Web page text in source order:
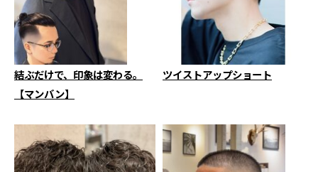
結ぶだけで、印象は変わる。
【マンバン】
ツイストアップショート